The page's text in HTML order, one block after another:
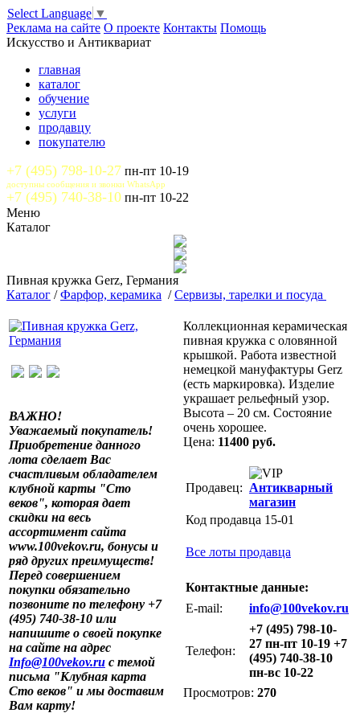
Select Language ▼
Реклама на сайте О проекте Контакты Помощь
Искусство и Антиквариат
главная
каталог
обучение
услуги
продавцу
покупателю
+7 (495) 798-10-27 пн-пт 10-19
доступны сообщения и звонки WhatsApp
+7 (495) 740-38-10 пн-пт 10-22
Меню
Каталог
Пивная кружка Gerz, Германия
Каталог /Фарфор, керамика /Сервизы, тарелки и посуда
ВАЖНО!
Уважаемый покупатель!
Приобретение данного
лота сделает Вас
счастливым обладателем
клубной карты "Сто
веков", которая дает
скидки на весь
ассортимент сайта
www.100vekov.ru, бонусы и
ряд других преимуществ!
Перед совершением
покупки обязательно
позвоните по телефону +7
(495) 740-38-10 или
напишите о своей покупке
на сайте на адрес
Info@100vekov.ru с темой
письма "Клубная карта
Сто веков" и мы доставим
Вам карту!
Коллекционная керамическая
пивная кружка с оловянной
крышкой. Работа известной
немецкой мануфактуры Gerz
(есть маркировка). Изделие
украшает рельефный узор.
Высота – 20 см. Состояние
очень хорошее.
Цена: 11400 руб.
Продавец: Антикварный
магазин
Код продавца 15-01
Все лоты продавца
Контактные данные:
E-mail:
info@100vekov.ru
Телефон:
+7 (495) 798-10-
27 пн-пт 10-19 +7
(495) 740-38-10
пн-вс 10-22
Просмотров: 270